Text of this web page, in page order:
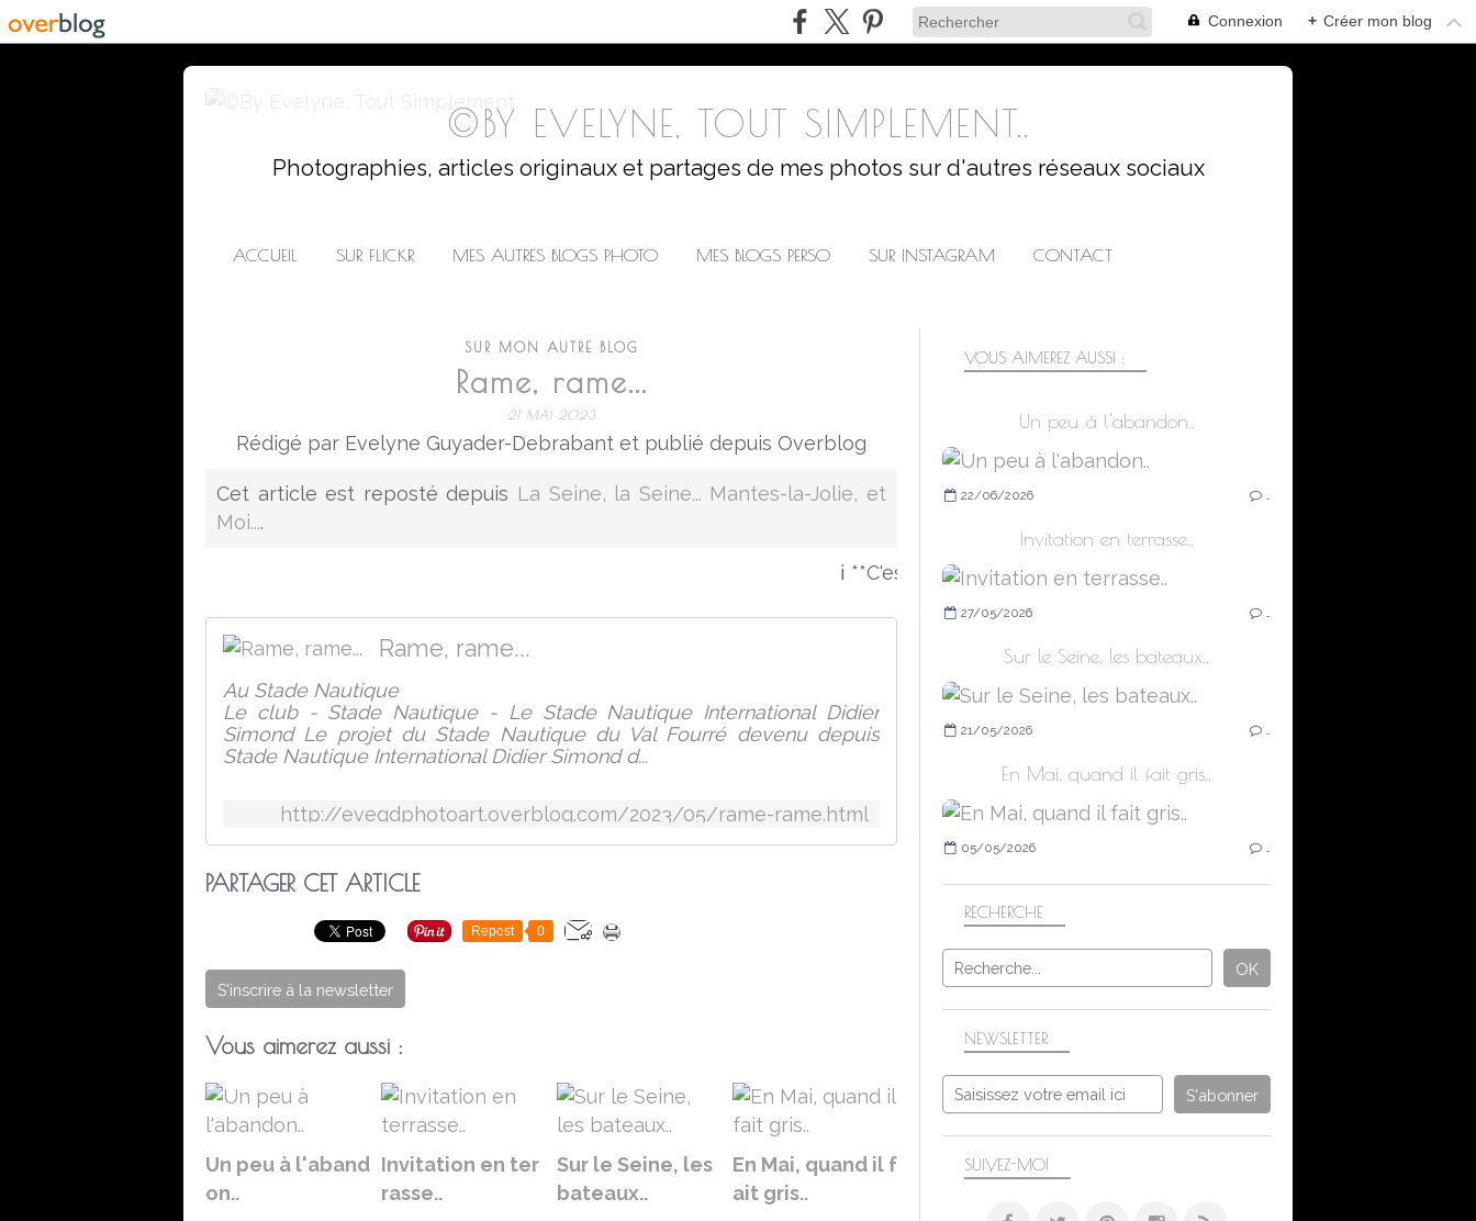
Connexion + Créer mon blog
©BY EVELYNE, TOUT SIMPLEMENT..
Photographies, articles originaux et partages de mes photos sur d'autres réseaux sociaux
ACCUEIL SUR FLICKR MES AUTRES BLOGS PHOTO MES BLOGS PERSO SUR INSTAGRAM CONTACT
SUR MON AUTRE BLOG
Rame, rame...
21 MAI 2023
Rédigé par Evelyne Guyader-Debrabant et publié depuis Overblog
Cet article est reposté depuis La Seine, la Seine... Mantes-la-Jolie, et
Moi....
ℹ️ **C'est sur mon autre blog ! Cliquer sur la photo ou sur le lien pour
Rame, rame...
Au Stade Nautique
Le club - Stade Nautique - Le Stade Nautique International Didier
Simond Le projet du Stade Nautique du Val Fourré devenu depuis
Stade Nautique International Didier Simond d...
http://evegdphotoart.overblog.com/2023/05/rame-rame.html
PARTAGER CET ARTICLE
Repost 0
S'inscrire à la newsletter
Vous aimerez aussi :
Un peu à l'aband
on..
Invitation en ter
rasse..
Sur le Seine, les
bateaux..
En Mai, quand il f
ait gris..
NEWSLETTER
SUIVEZ-MOI
RECHERCHE
VOUS AIMEREZ AUSSI :
Un peu à l'abandon..
22/06/2026
Invitation en terrasse..
27/05/2026
Sur le Seine, les bateaux..
21/05/2026
En Mai, quand il fait gris..
05/05/2026